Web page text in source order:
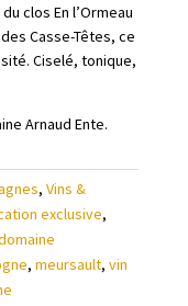
clos En l’Ormeau
Casse-Têtes, ce
Ciselé, tonique,
Arnaud Ente.
, Vins &
exclusive,
, meursault, vin